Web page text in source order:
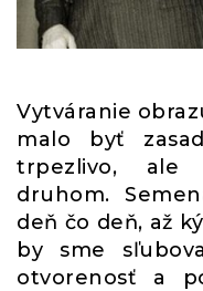
Vytváranie
malo byť
trpezlivo, ale
druhom.
deň čo deň, až
by sme
otvorenosť a